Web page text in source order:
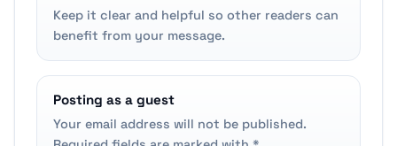
Keep it clear and helpful so other readers can
benefit from your message.
Posting as a guest
Your email address will not be published.